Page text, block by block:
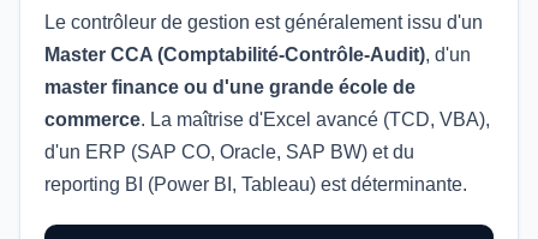
Le contrôleur de gestion est généralement issu d'un
Master CCA (Comptabilité-Contrôle-Audit), d'un
master finance ou d'une grande école de
commerce. La maîtrise d'Excel avancé (TCD, VBA),
d'un ERP (SAP CO, Oracle, SAP BW) et du
reporting BI (Power BI, Tableau) est déterminante.